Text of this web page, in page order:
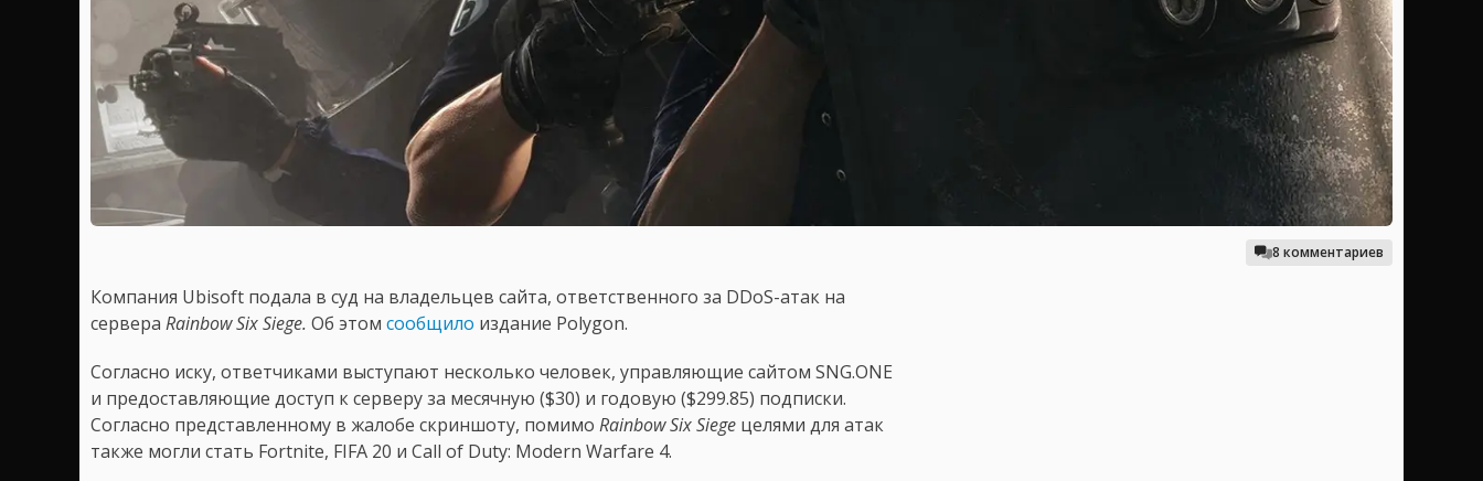
8 комментариев
Компания Ubisoft подала в суд на владельцев сайта, ответственного за DDoS-атак на
сервера Rainbow Six Siege. Об этом сообщило издание Polygon.
Согласно иску, ответчиками выступают несколько человек, управляющие сайтом SNG.ONE
и предоставляющие доступ к серверу за месячную ($30) и годовую ($299.85) подписки.
Согласно представленному в жалобе скриншоту, помимо Rainbow Six Siege целями для атак
также могли стать Fortnite, FIFA 20 и Call of Duty: Modern Warfare 4.